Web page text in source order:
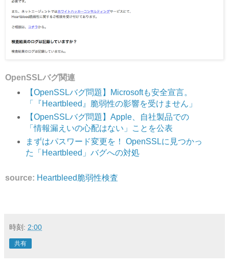
OpenSSLバグ関連
【OpenSSLバグ問題】Microsoftも安全宣言。
「『Heartbleed』脆弱性の影響を受けません」
【OpenSSLバグ問題】Apple、自社製品での
「情報漏えいの心配はない」ことを公表
まずはパスワード変更を！ OpenSSLに見つかっ
た「Heartbleed」バグへの対処
source: Heartbleed脆弱性検査
時刻: 2:00
共有